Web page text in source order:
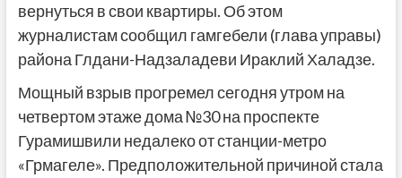
вернуться в свои квартиры. Об этом
журналистам сообщил гамгебели (глава управы)
района Глдани-Надзаладеви Ираклий Халадзе.
Мощный взрыв прогремел сегодня утром на
четвертом этаже дома №30 на проспекте
Гурамишвили недалеко от станции-метро
«Грмагеле». Предположительной причиной стала